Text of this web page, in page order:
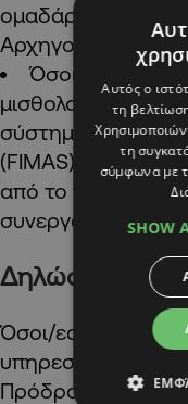
ομαδάρχες και στα
Αρχηγούς και
Όσοι/ες δεν
μισθολογίου και
σύστημα
(FIMAS), πρέπει
από το τραπεζικό
συνεργάζονται.
Δηλώσεις
Όσοι/ες
υπηρεσία στην
Πρόδρομο
Αυτός ο
τη
τη
σύμφωνα με
SHOW